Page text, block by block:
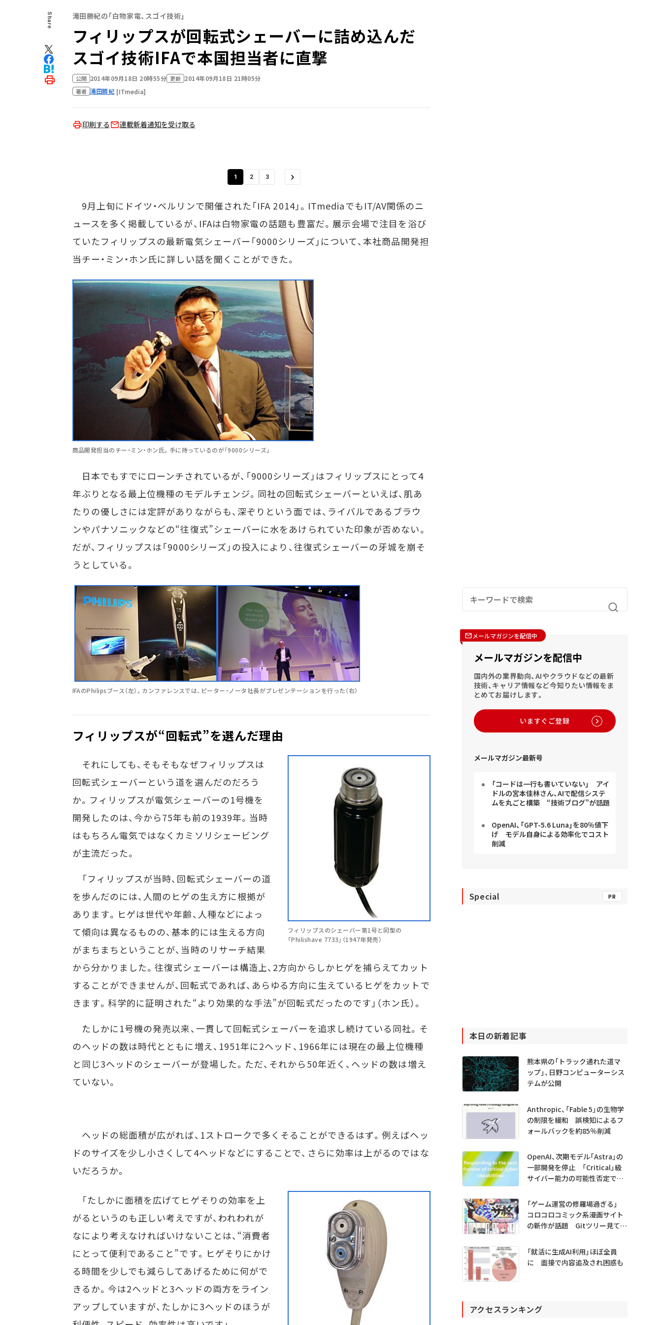
Share 滝田勝紀の「白物家電、スゴイ技術」
フィリップスが回転式シェーバーに詰め込んだ
スゴイ技術――IFAで本国担当者に直撃
公開 2014年09月18日 20時55分 更新 2014年09月18日 21時05分
著者 滝田勝紀 [ITmedia]
印刷する 連載新着通知を受け取る
1 2 3
9月上旬にドイツ・ベルリンで開催された「IFA 2014」。ITmediaでもIT/AV関係のニ
ュースを多く掲載しているが、IFAは白物家電の話題も豊富だ。展示会場で注目を浴び
ていたフィリップスの最新電気シェーバー「9000シリーズ」について、本社商品開発担
当チー・ミン・ホン氏に詳しい話を聞くことができた。
商品開発担当のチー・ミン・ホン氏。手に持っているのが「9000シリーズ」
日本でもすでにローンチされているが、「9000シリーズ」はフィリップスにとって4
年ぶりとなる最上位機種のモデルチェンジ。同社の回転式シェーバーといえば、肌あ
たりの優しさには定評がありながらも、深ぞりという面では、ライバルであるブラウ
ンやパナソニックなどの“往復式”シェーバーに水をあけられていた印象が否めない。
だが、フィリップスは「9000シリーズ」の投入により、往復式シェーバーの牙城を崩そ
うとしている。
IFAのPhilipsブース（左）。カンファレンスでは、ピーター・ノータ社長がプレゼンテーションを行った（右）
フィリップスが“回転式”を選んだ理由
フィリップスのシェーバー第1号と同型の
「Philishave 7733」（1947年発売）
それにしても、そもそもなぜフィリップスは
回転式シェーバーという道を選んだのだろう
か。フィリップスが電気シェーバーの1号機を
開発したのは、今から75年も前の1939年。当時
はもちろん電気ではなくカミソリシェービング
が主流だった。
「フィリップスが当時、回転式シェーバーの道
を歩んだのには、人間のヒゲの生え方に根拠が
あります。ヒゲは世代や年齢、人種などによっ
て傾向は異なるものの、基本的には生える方向
がまちまちということが、当時のリサーチ結果
から分かりました。往復式シェーバーは構造上、2方向からしかヒゲを捕らえてカット
することができませんが、回転式であれば、あらゆる方向に生えているヒゲをカットで
きます。科学的に証明された“より効果的な手法”が回転式だったのです」（ホン氏）。
たしかに1号機の発売以来、一貫して回転式シェーバーを追求し続けている同社。そ
のヘッドの数は時代とともに増え、1951年に2ヘッド、1966年には現在の最上位機種
と同じ3ヘッドのシェーバーが登場した。ただ、それから50年近く、ヘッドの数は増え
ていない。
ヘッドの総面積が広がれば、1ストロークで多くそることができるはず。例えばヘッ
ドのサイズを少し小さくして4ヘッドなどにすることで、さらに効率は上がるのではな
いだろうか。
「たしかに面積を広げてヒゲそりの効率を上
がるというのも正しい考えですが、われわれが
なにより考えなければいけないことは、“消費者
にとって便利であること”です。ヒゲそりにかけ
る時間を少しでも減らしてあげるために何がで
きるか。今は2ヘッドと3ヘッドの両方をライン
アップしていますが、たしかに3ヘッドのほうが
メールマガジンを配信中
メールマガジンを配信中
国内外の業界動向、AIやクラウドなどの最新
技術、キャリア情報など今知りたい情報をま
とめてお届けします。
いますぐご登録
メールマガジン最新号
「コードは一行も書いていない」 アイ
ドルの宮本佳林さん、AIで配信システ
ムを丸ごと構築 “技術ブログ”が話題
OpenAI、「GPT-5.6 Luna」を80％値下
げ モデル自身による効率化でコスト
削減
Special PR
本日の新着記事
熊本県の「トラック通れた道マ
ップ」、日野コンピューターシス
テムが公開
Anthropic、「Fable 5」の生物学
の制限を緩和 誤検知によるフ
ォールバックを約85％削減
OpenAI、次期モデル「Astra」の
一部開発を停止 「Critical」級
サイバー能力の可能性否定でき
「ゲーム運営の修羅場過ぎる」
コロコロコミック系漫画サイト
の新作が話題 Gitツリー見てガ
「就活に生成AI利用」ほぼ全員
に 面接で内容追及され困惑も
アクセスランキング